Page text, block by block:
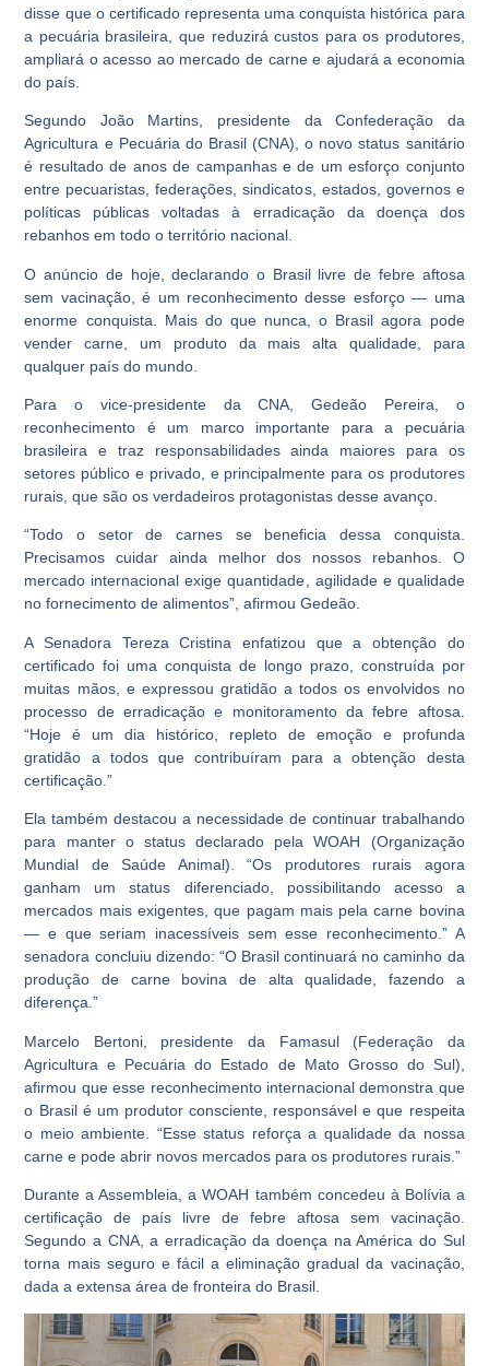
disse que o certificado representa uma conquista histórica para
a pecuária brasileira, que reduzirá custos para os produtores,
ampliará o acesso ao mercado de carne e ajudará a economia
do país.
Segundo João Martins, presidente da Confederação da
Agricultura e Pecuária do Brasil (CNA), o novo status sanitário
é resultado de anos de campanhas e de um esforço conjunto
entre pecuaristas, federações, sindicatos, estados, governos e
políticas públicas voltadas à erradicação da doença dos
rebanhos em todo o território nacional.
O anúncio de hoje, declarando o Brasil livre de febre aftosa
sem vacinação, é um reconhecimento desse esforço — uma
enorme conquista. Mais do que nunca, o Brasil agora pode
vender carne, um produto da mais alta qualidade, para
qualquer país do mundo.
Para o vice-presidente da CNA, Gedeão Pereira, o
reconhecimento é um marco importante para a pecuária
brasileira e traz responsabilidades ainda maiores para os
setores público e privado, e principalmente para os produtores
rurais, que são os verdadeiros protagonistas desse avanço.
“Todo o setor de carnes se beneficia dessa conquista.
Precisamos cuidar ainda melhor dos nossos rebanhos. O
mercado internacional exige quantidade, agilidade e qualidade
no fornecimento de alimentos”, afirmou Gedeão.
A Senadora Tereza Cristina enfatizou que a obtenção do
certificado foi uma conquista de longo prazo, construída por
muitas mãos, e expressou gratidão a todos os envolvidos no
processo de erradicação e monitoramento da febre aftosa.
“Hoje é um dia histórico, repleto de emoção e profunda
gratidão a todos que contribuíram para a obtenção desta
certificação.”
Ela também destacou a necessidade de continuar trabalhando
para manter o status declarado pela WOAH (Organização
Mundial de Saúde Animal). “Os produtores rurais agora
ganham um status diferenciado, possibilitando acesso a
mercados mais exigentes, que pagam mais pela carne bovina
— e que seriam inacessíveis sem esse reconhecimento.” A
senadora concluiu dizendo: “O Brasil continuará no caminho da
produção de carne bovina de alta qualidade, fazendo a
diferença.”
Marcelo Bertoni, presidente da Famasul (Federação da
Agricultura e Pecuária do Estado de Mato Grosso do Sul),
afirmou que esse reconhecimento internacional demonstra que
o Brasil é um produtor consciente, responsável e que respeita
o meio ambiente. “Esse status reforça a qualidade da nossa
carne e pode abrir novos mercados para os produtores rurais.”
Durante a Assembleia, a WOAH também concedeu à Bolívia a
certificação de país livre de febre aftosa sem vacinação.
Segundo a CNA, a erradicação da doença na América do Sul
torna mais seguro e fácil a eliminação gradual da vacinação,
dada a extensa área de fronteira do Brasil.